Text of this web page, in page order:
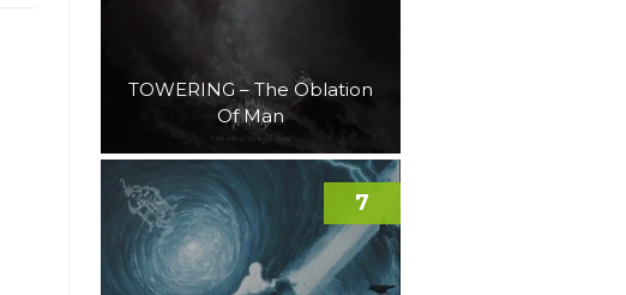
TOWERING – The Oblation
Of Man
7